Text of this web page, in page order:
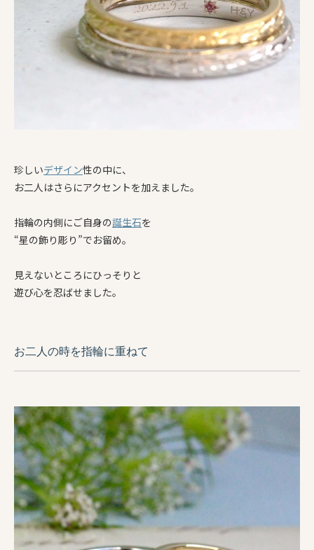
珍しいデザイン性の中に、
お二人はさらにアクセントを加えました。
指輪の内側にご自身の誕生石を
“星の飾り彫り”でお留め。
見えないところにひっそりと
遊び心を忍ばせました。
お二人の時を指輪に重ねて